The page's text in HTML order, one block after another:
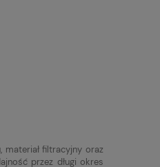
materiał filtracyjny oraz
przez długi okres